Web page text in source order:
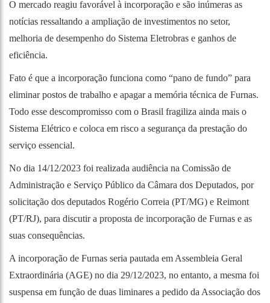
O mercado reagiu favorável à incorporação e são inúmeras as
notícias ressaltando a ampliação de investimentos no setor,
melhoria de desempenho do Sistema Eletrobras e ganhos de
eficiência.
Fato é que a incorporação funciona como “pano de fundo” para
eliminar postos de trabalho e apagar a memória técnica de Furnas.
Todo esse descompromisso com o Brasil fragiliza ainda mais o
Sistema Elétrico e coloca em risco a segurança da prestação do
serviço essencial.
No dia 14/12/2023 foi realizada audiência na Comissão de
Administração e Serviço Público da Câmara dos Deputados, por
solicitação dos deputados Rogério Correia (PT/MG) e Reimont
(PT/RJ), para discutir a proposta de incorporação de Furnas e as
suas consequências.
A incorporação de Furnas seria pautada em Assembleia Geral
Extraordinária (AGE) no dia 29/12/2023, no entanto, a mesma foi
suspensa em função de duas liminares a pedido da Associação dos